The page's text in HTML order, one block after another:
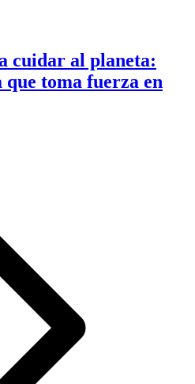
cuidar al planeta:
que toma fuerza en